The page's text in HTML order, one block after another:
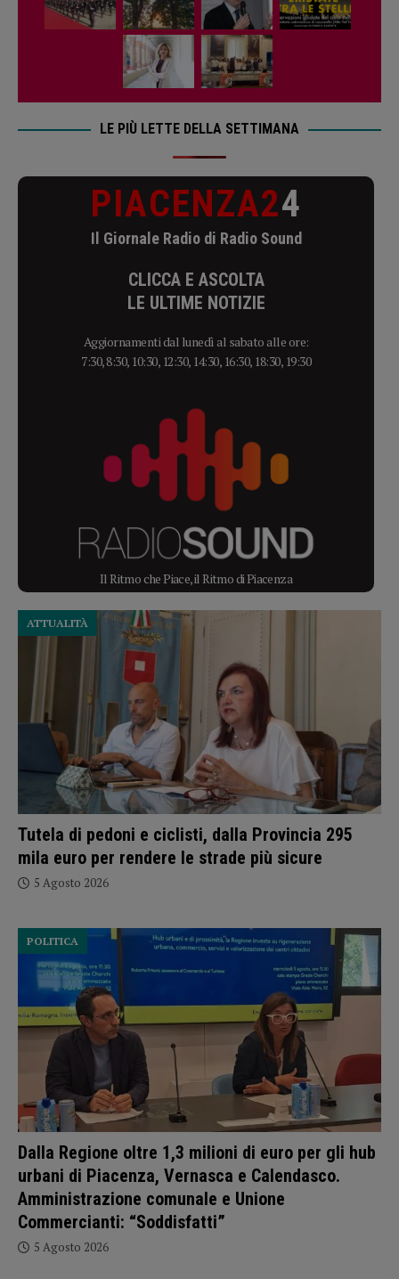
LE PIÙ LETTE DELLA SETTIMANA
PIACENZA24
Il Giornale Radio di Radio Sound
CLICCA E ASCOLTA
LE ULTIME NOTIZIE
Aggiornamenti dal lunedì al sabato alle ore:
7:30, 8:30, 10:30, 12:30, 14:30, 16:30, 18:30, 19:30
Il Ritmo che Piace, il Ritmo di Piacenza
Tutela di pedoni e ciclisti, dalla Provincia 295
mila euro per rendere le strade più sicure
ATTUALITÀ
5 Agosto 2026
Dalla Regione oltre 1,3 milioni di euro per gli hub
urbani di Piacenza, Vernasca e Calendasco.
Amministrazione comunale e Unione
Commercianti: “Soddisfatti”
POLITICA
5 Agosto 2026